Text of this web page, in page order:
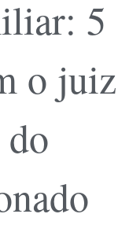
5
o juiz